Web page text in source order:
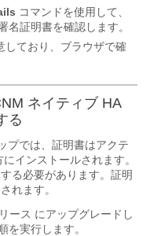
コマンドを使用して、
名証明書を確認します。
しており、ブラウザで確
ネイティブ HA
る
プでは、証明書はアクテ
インストールされます。
る必要があります。証明
れます。
ース にアップグレードし
を実行します。